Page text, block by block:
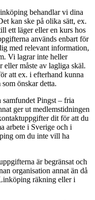
behandlar vi dina
kan ske på olika sätt, ex.
ett läger eller en kurs hos
används enbart för
med relevant information,
Vi lagrar inte heller
eller måste av lagliga skäl.
att ex. i efterhand kunna
önskar detta.
Pingst – fria
ger ut medlemstidningen
dit för att du
arbete i Sverige och i
om du inte vill ha
är begränsat och
organisation annat än då
räkning eller i